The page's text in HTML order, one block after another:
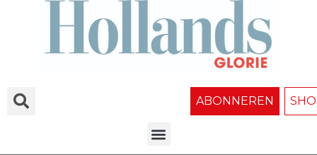
ABONNEREN